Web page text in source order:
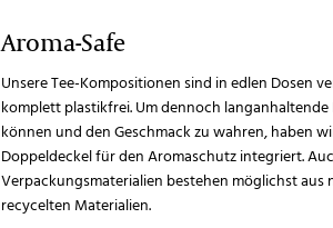
Aroma-Safe
Unsere Tee-Kompositionen sind in edlen Dosen
komplett plastikfrei. Um dennoch langanhaltende
können und den Geschmack zu wahren, haben
Doppeldeckel für den Aromaschutz integriert.
Verpackungsmaterialien bestehen möglichst aus
recycelten Materialien.